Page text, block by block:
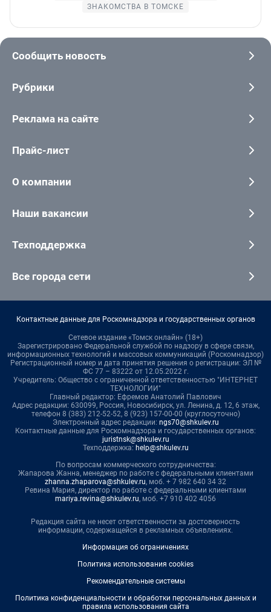
ЗНАКОМСТВА В ТОМСКЕ
Сообщить новость
Рубрики
Реклама на сайте
Прайс-лист
О компании
Наши вакансии
Техподдержка
Все города сети
Контактные данные для Роскомнадзора и государственных органов
Сетевое издание «Томск онлайн» (18+)
Зарегистрировано Федеральной службой по надзору в сфере связи,
информационных технологий и массовых коммуникаций (Роскомнадзор)
Регистрационный номер и дата принятия решения о регистрации: ЭЛ №
ФС 77 – 83222 от 12.05.2022 г.
Учредитель: Общество с ограниченной ответственностью "ИНТЕРНЕТ
ТЕХНОЛОГИИ"
Главный редактор: Ефремов Анатолий Павлович
Адрес редакции: 630099, Россия, Новосибирск, ул. Ленина, д. 12, 6 этаж,
телефон 8 (383) 212-52-52, 8 (923) 157-00-00 (круглосуточно)
Электронный адрес редакции: ngs70@shkulev.ru
Контактные данные для Роскомнадзора и государственных органов:
juristnsk@shkulev.ru
Техподдержка: help@shkulev.ru
По вопросам коммерческого сотрудничества:
Жапарова Жанна, менеджер по работе с федеральными клиентами
zhanna.zhaparova@shkulev.ru, моб. + 7 982 640 34 32
Ревина Мария, директор по работе с федеральными клиентами
mariya.revina@shkulev.ru, моб. +7 910 402 4056
Редакция сайта не несет ответственности за достоверность
информации, содержащейся в рекламных объявлениях.
Информация об ограничениях
Политика использования cookies
Рекомендательные системы
Политика конфиденциальности и обработки персональных данных и
правила использования сайта